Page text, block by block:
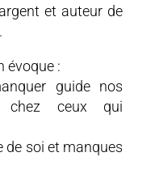
et auteur de
évoque :
guide nos
chez ceux qui
de soi et manques